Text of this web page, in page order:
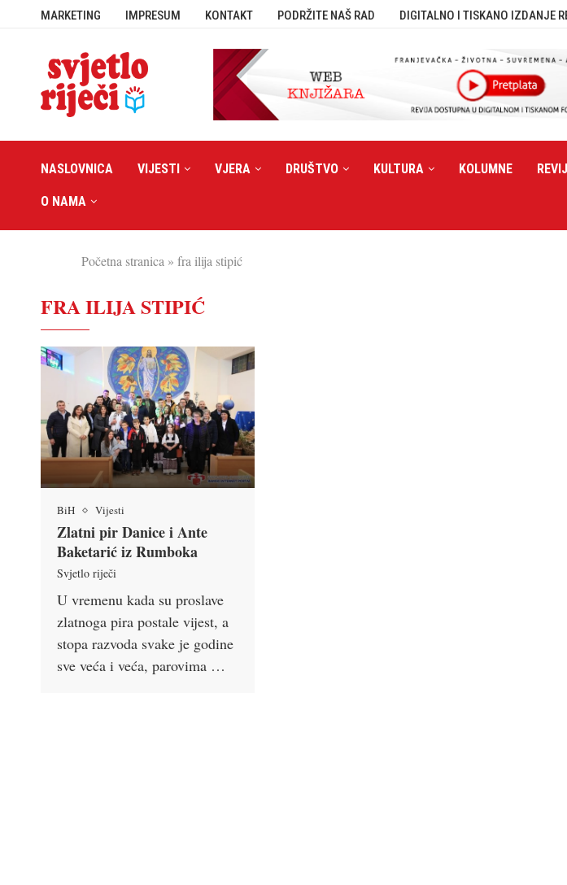
MARKETING IMPRESUM KONTAKT PODRŽITE NAŠ RAD DIGITALNO I TISKANO IZDANJE
NASLOVNICA VIJESTI VJERA DRUŠTVO KULTURA KOLUMNE
O NAMA
Početna stranica » fra ilija stipić
FRA ILIJA STIPIĆ
BiH Vijesti
Zlatni pir Danice i Ante
Baketarić iz Rumboka
Svjetlo riječi
U vremenu kada su proslave
zlatnoga pira postale vijest, a
stopa razvoda svake je godine
sve veća i veća, parovima …